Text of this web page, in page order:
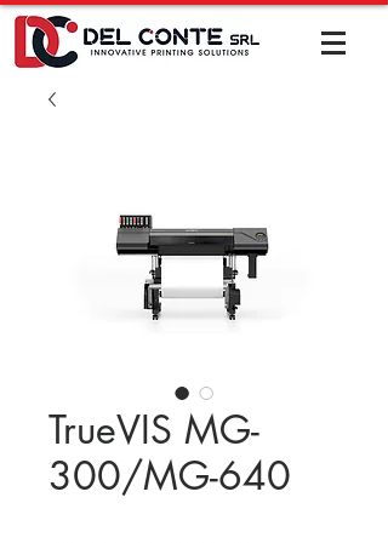
TrueVIS MG-
300/MG-640